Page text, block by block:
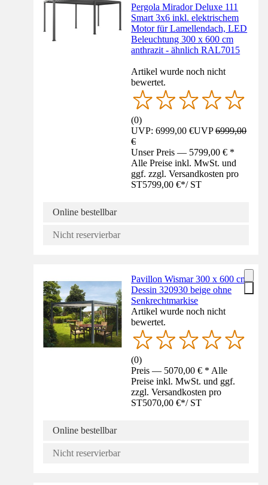
Pergola Mirador Deluxe 111
Smart 3x6 inkl. elektrischem
Motor für Lamellendach, LED
Beleuchtung 300 x 600 cm
anthrazit - ähnlich RAL7015
Artikel wurde noch nicht
bewertet.
(0)
UVP: 6999,00 €UVP6999,00
€
Unser Preis — 5799,00 € *
Alle Preise inkl. MwSt. und
ggf. zzgl. Versandkosten pro
ST5799,00 €*/ ST
Online bestellbar
Nicht reservierbar
Pavillon Wismar 300 x 600 cm
Dessin 320930 beige ohne
Senkrechtmarkise
Artikel wurde noch nicht
bewertet.
(0)
Preis — 5070,00 € * Alle
Preise inkl. MwSt. und ggf.
zzgl. Versandkosten pro
ST5070,00 €*/ ST
Online bestellbar
Nicht reservierbar